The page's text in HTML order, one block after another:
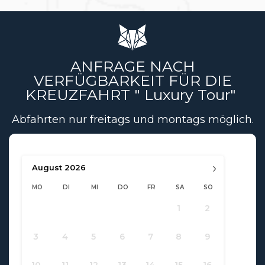
ANFRAGE NACH
VERFÜGBARKEIT FÜR DIE
KREUZFAHRT " Luxury Tour"
Abfahrten nur freitags und montags möglich.
›
August 2026
MO DI MI DO FR SA SO
1 2
3 4 5 6 7 8 9